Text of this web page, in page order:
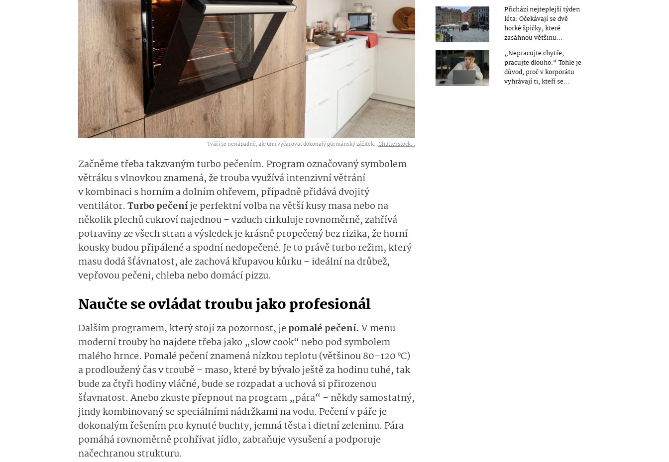
Tváří se nenápadně, ale umí vyčarovat dokonalý gurmánský zážitek. ,Shutterstock...
Začněme třeba takzvaným turbo pečením. Program označovaný symbolem
větráku s vlnovkou znamená, že trouba využívá intenzivní větrání
v kombinaci s horním a dolním ohřevem, případně přidává dvojitý
ventilátor. Turbo pečeníje perfektní volba na větší kusy masa nebo na
několik plechů cukroví najednou – vzduch cirkuluje rovnoměrně, zahřívá
potraviny ze všech stran a výsledek je krásně propečený bez rizika, že horní
kousky budou připálené a spodní nedopečené. Je to právě turbo režim, který
masu dodá šťávnatost, ale zachová křupavou kůrku – ideální na drůbež,
vepřovou pečeni, chleba nebo domácí pizzu.
Naučte se ovládat troubu jako profesionál
Dalším programem, který stojí za pozornost, jepomalé pečení. V menu
moderní trouby ho najdete třeba jako „slow cook“ nebo pod symbolem
malého hrnce. Pomalé pečení znamená nízkou teplotu (většinou 80–120 °C)
a prodloužený čas v troubě – maso, které by bývalo ještě za hodinu tuhé, tak
bude za čtyři hodiny vláčné, bude se rozpadat a uchová si přirozenou
šťavnatost. Anebo zkuste přepnout na program „pára“ – někdy samostatný,
jindy kombinovaný se speciálními nádržkami na vodu. Pečení v páře je
dokonalým řešením pro kynuté buchty, jemná těsta i dietní zeleninu. Pára
pomáhá rovnoměrně prohřívat jídlo, zabraňuje vysušení a podporuje
načechranou strukturu.
Přichází nejteplejší týden
léta: Očekávají se dvě
horké špičky, které
zasáhnou většinu...
„Nepracujte chytře,
pracujte dlouho.“ Tohle je
důvod, proč v korporátu
vyhrávají ti, kteří se...